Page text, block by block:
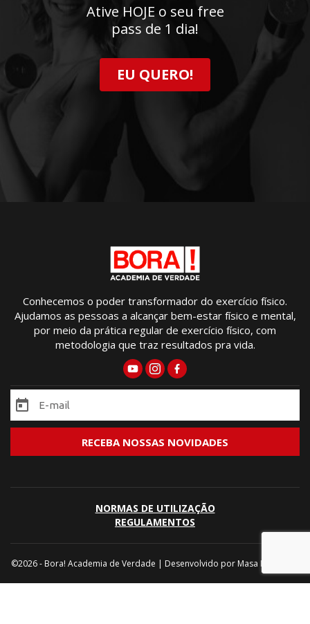
Ative HOJE o seu free
pass de 1 dia!
EU QUERO!
Conhecemos o poder transformador do exercício físico.
Ajudamos as pessoas a alcançar bem-estar físico e mental,
por meio da prática regular de exercício físico, com
metodologia que traz resultados pra vida.
NORMAS DE UTILIZAÇÃO
REGULAMENTOS
©2026 - Bora! Academia de Verdade | Desenvolvido por Masa Marketing